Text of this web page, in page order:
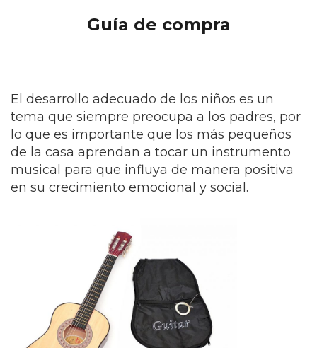
Guía de compra
El desarrollo adecuado de los niños es un
tema que siempre preocupa a los padres, por
lo que es importante que los más pequeños
de la casa aprendan a tocar un instrumento
musical para que influya de manera positiva
en su crecimiento emocional y social.